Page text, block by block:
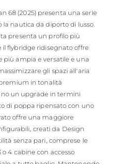
68 (2025) presenta una serie
nautica da diporto di lusso.
presenta un profilo più
flybridge ridisegnato offre
più ampia e versatile e una
gli spazi all'aria
in tonalità
un upgrade in termini
di poppa ripensato con uno
offre una maggiore
creati da Design
senza pari, comprese le
4 cabine con accesso